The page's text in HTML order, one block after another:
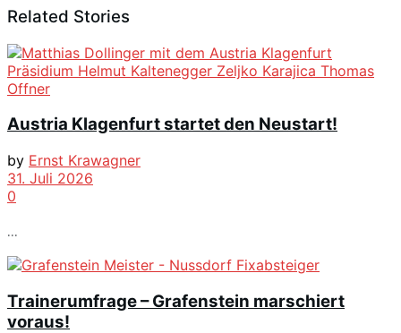
Related Stories
Austria Klagenfurt startet den Neustart!
by Ernst Krawagner
31. Juli 2026
0
...
Trainerumfrage – Grafenstein marschiert
voraus!